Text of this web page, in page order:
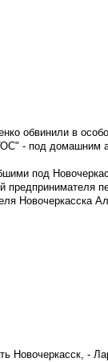
обвинили в
- под домашним
под
предпринимателя
Новочеркасска
Новочеркасск, -